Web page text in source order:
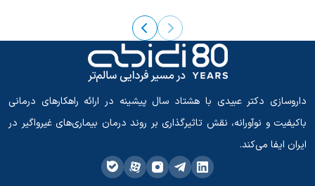
داروسازی دکتر عبیدی با هشتاد سال پیشینه در ارائه راهکارهای درمانی
باکیفیت و نوآورانه، نقش تاثیرگذاری بر روند درمان بیماری‌های غیرواگیر در
ایران ایفا می‌کند.